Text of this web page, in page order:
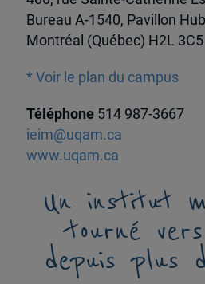
Bureau A-1540, Pavillon
Montréal (Québec) H2L 3C5
* Voir le plan du campus
Téléphone 514 987-3667
ieim@uqam.ca
www.uqam.ca
Un institut
tourné
depuis plus